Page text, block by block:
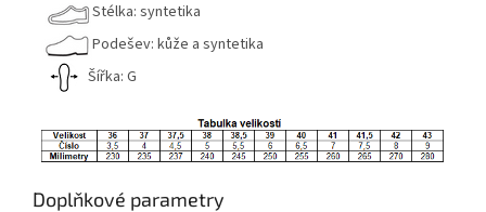
Stélka: syntetika
Podešev: kůže a syntetika
Šířka: G
Doplňkové parametry